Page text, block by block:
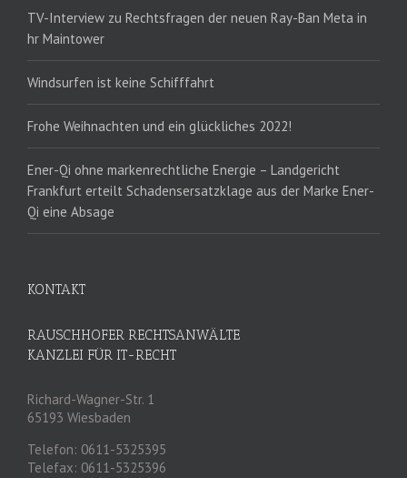
TV-Interview zu Rechtsfragen der neuen Ray-Ban Meta in
hr Maintower
Windsurfen ist keine Schifffahrt
Frohe Weihnachten und ein glückliches 2022!
Ener-Qi ohne markenrechtliche Energie – Landgericht
Frankfurt erteilt Schadensersatzklage aus der Marke Ener-
Qi eine Absage
KONTAKT
RAUSCHHOFER RECHTSANWÄLTE
KANZLEI FÜR IT-RECHT
Richard-Wagner-Str. 1
65193 Wiesbaden
Telefon: 0611-5325395
Telefax: 0611-5325396